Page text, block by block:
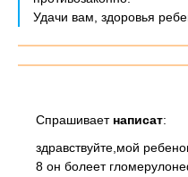
Удачи вам, здоровья
Спрашивает написат:
здравствуйте,мой
8 он болеет